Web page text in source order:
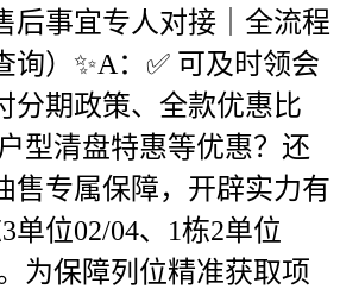
后事宜专人对接｜全流程
询）✨A：✅ 可及时领会
分期政策、全款优惠比
型清盘特惠等优惠？还
售专属保障，开辟实力有
单位02/04、1栋2单位
为保障列位精准获取项